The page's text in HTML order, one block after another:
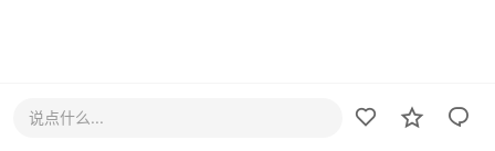
说点什么...